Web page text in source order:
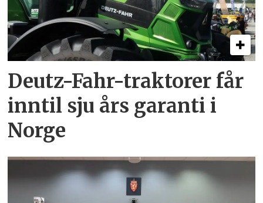
Deutz-Fahr-traktorer får
inntil sju års garanti i
Norge